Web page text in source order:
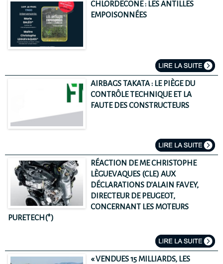
CHLORDECONE : LES ANTILLES
EMPOISONNÉES
AIRBAGS TAKATA : LE PIÈGE DU
CONTRÔLE TECHNIQUE ET LA
FAUTE DES CONSTRUCTEURS
RÉACTION DE ME CHRISTOPHE
LÈGUEVAQUES (CLE) AUX
DÉCLARATIONS D’ALAIN FAVEY,
DIRECTEUR DE PEUGEOT,
CONCERNANT LES MOTEURS
PURETECH(*)
« VENDUES 15 MILLIARDS, LES